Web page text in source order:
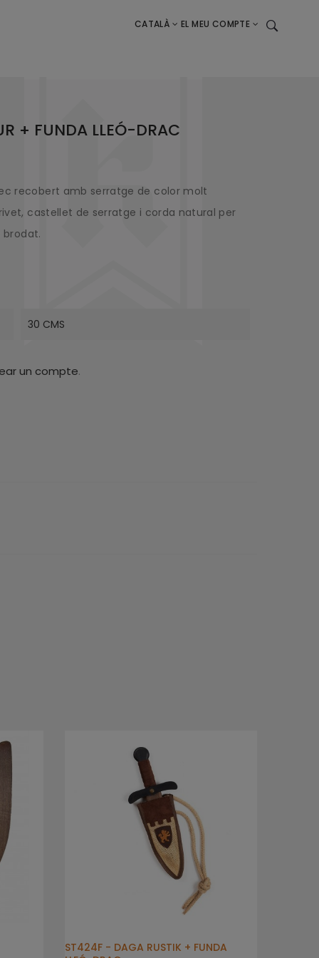
CATALÀ EL MEU COMPTE
+ FUNDA LLEÓ-DRAC
recobert amb serratge de color molt
castellet de serratge i corda natural per
brodat.
30 CMS
un compte.
ST424F - DAGA RUSTIK + FUNDA